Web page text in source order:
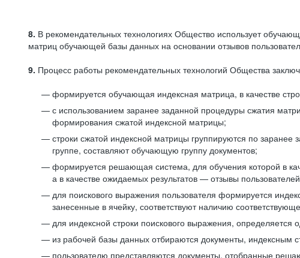
8. В рекомендательных технологиях Общество использует
матриц обучающей базы данных на основании отзывов
9. Процесс работы рекомендательных технологий Общества
формируется обучающая индексная матрица, в качестве
с использованием заранее заданной процедуры сжатия
формирования сжатой индексной матрицы;
строки сжатой индексной матрицы группируются по
группе, составляют обучающую группу документов;
формируется решающая система, для обучения которой в
а в качестве ожидаемых результатов — отзывы
для поискового выражения пользователя формируется
занесенные в ячейку, соответствуют наличию
для индексной строки поискового выражения,
из рабочей базы данных отбираются документы, индексным
пользователю представляются документы, отобранные